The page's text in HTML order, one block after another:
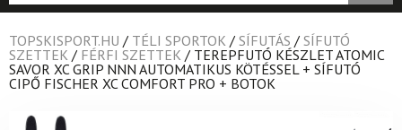
TOPSKISPORT.HU / TÉLI SPORTOK / SÍFUTÁS / SÍFUTÓ
SZETTEK / FÉRFI SZETTEK / TEREPFUTÓ KÉSZLET ATOMIC
SAVOR XC GRIP NNN AUTOMATIKUS KÖTÉSSEL + SÍFUTÓ
CIPŐ FISCHER XC COMFORT PRO + BOTOK